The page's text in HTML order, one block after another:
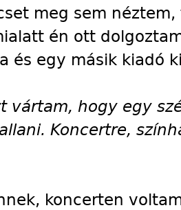
meg sem
én ott
és egy másik kiadó
vártam, hogy egy
Koncertre,
koncerten